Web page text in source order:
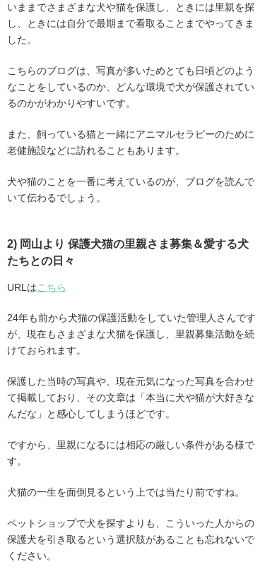
いままでさまざまな犬や猫を保護し、ときには里親を探
し、ときには自分で最期まで看取ることまでやってきま
した。
こちらのブログは、写真が多いためとても日頃どのよう
なことをしているのか、どんな環境で犬が保護されてい
るのかがわかりやすいです。
また、飼っている猫と一緒にアニマルセラピーのために
老健施設などに訪れることもあります。
犬や猫のことを一番に考えているのが、ブログを読んで
いて伝わるでしょう。
2) 岡山より 保護犬猫の里親さま募集＆愛する犬
たちとの日々
URLはこちら
24年も前から犬猫の保護活動をしていた管理人さんです
が、現在もさまざまな犬猫を保護し、里親募集活動を続
けておられます。
保護した当時の写真や、現在元気になった写真を合わせ
て掲載しており、その文章は「本当に犬や猫が大好きな
んだな」と感心してしまうほどです。
ですから、里親になるには相応の厳しい条件がある様で
す。
犬猫の一生を面倒見るという上では当たり前ですね。
ペットショップで犬を探すよりも、こういった人からの
保護犬を引き取るという選択肢があることも忘れないで
ください。